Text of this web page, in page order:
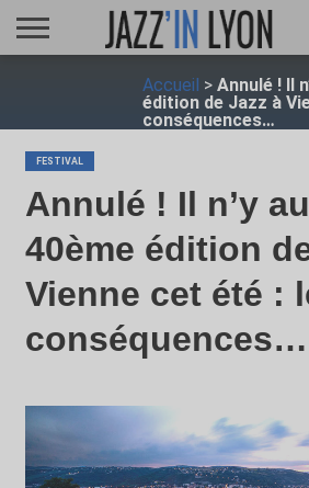
Accueil > Annulé ! Il
édition de Jazz à
conséquences…
FESTIVAL
Annulé ! Il n’y
40ème édition
Vienne cet été :
conséquences…